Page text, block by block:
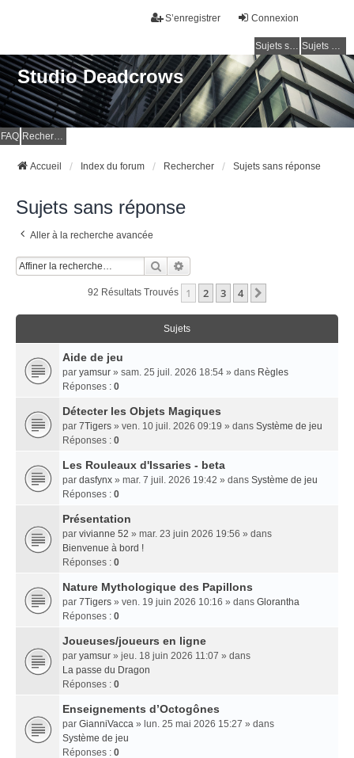
Connexion
S’enregistrer
Sujets sans réponse Sujets actifs
Studio Deadcrows
FAQ Rechercher
Accueil Index du forum Rechercher Sujets sans réponse
Sujets sans réponse
Aller à la recherche avancée
Rechercher
92 Résultats Trouvés 1 2 3 4
Sujets
Aide de jeu
par yamsur » sam. 25 juil. 2026 18:54 » dans Règles
Réponses : 0
Détecter les Objets Magiques
par 7Tigers » ven. 10 juil. 2026 09:19 » dans Système de jeu
Réponses : 0
Les Rouleaux d'Issaries - beta
par dasfynx » mar. 7 juil. 2026 19:42 » dans Système de jeu
Réponses : 0
Présentation
par vivianne 52 » mar. 23 juin 2026 19:56 » dans
Bienvenue à bord !
Réponses : 0
Nature Mythologique des Papillons
par 7Tigers » ven. 19 juin 2026 10:16 » dans Glorantha
Réponses : 0
Joueuses/joueurs en ligne
par yamsur » jeu. 18 juin 2026 11:07 » dans
La passe du Dragon
Réponses : 0
Enseignements dʼOctogônes
par GianniVacca » lun. 25 mai 2026 15:27 » dans
Système de jeu
Réponses : 0